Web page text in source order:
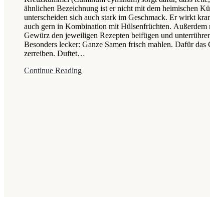
ähnlichen Bezeichnung ist er nicht mit dem heimischen
unterscheiden sich auch stark im Geschmack. Er wirkt
auch gern in Kombination mit Hülsenfrüchten.
Gewürz den jeweiligen Rezepten beifügen und
Besonders lecker: Ganze Samen frisch mahlen. Dafür
zerreiben. Duftet…
Continue Reading